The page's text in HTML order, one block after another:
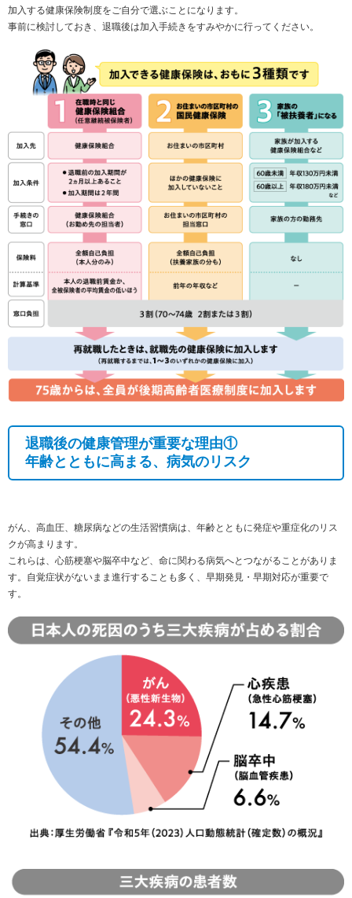
加入する健康保険制度をご自分で選ぶことになります。
事前に検討しておき、退職後は加入手続きをすみやかに行ってください。
退職後の健康管理が重要な理由①
年齢とともに高まる、病気のリスク
がん、高血圧、糖尿病などの生活習慣病は、年齢とともに発症や重症化のリス
クが高まります。
これらは、心筋梗塞や脳卒中など、命に関わる病気へとつながることがありま
す。自覚症状がないまま進行することも多く、早期発見・早期対応が重要で
す。